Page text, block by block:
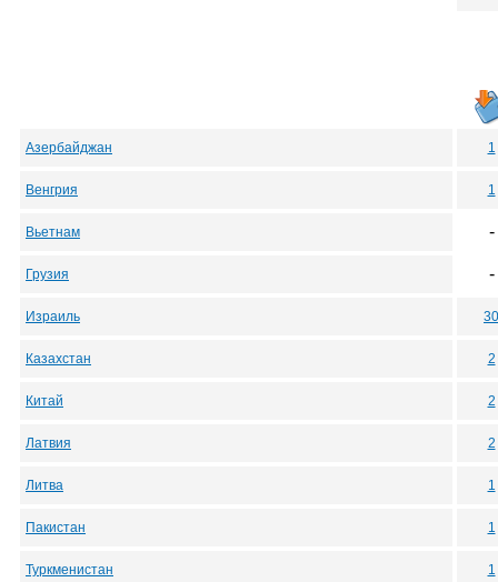
Азербайджан 1
Венгрия 1
Вьетнам -
Грузия -
Израиль 30
Казахстан 2
Китай 2
Латвия 2
Литва 1
Пакистан 1
Туркменистан 1